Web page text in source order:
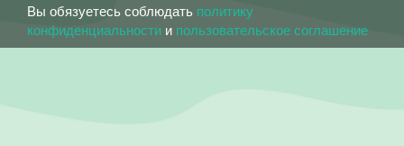
Вы обязуетесь соблюдать политику
конфиденциальности и пользовательское соглашение